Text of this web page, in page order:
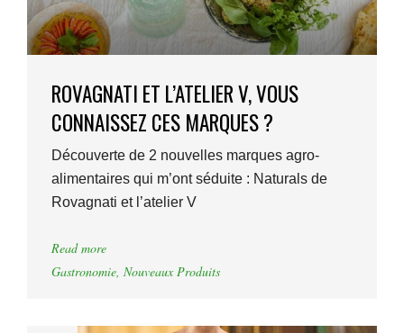
ROVAGNATI ET L’ATELIER V, VOUS
CONNAISSEZ CES MARQUES ?
Découverte de 2 nouvelles marques agro-
alimentaires qui m’ont séduite : Naturals de
Rovagnati et l’atelier V
Read more
Gastronomie Nouveaux Produits